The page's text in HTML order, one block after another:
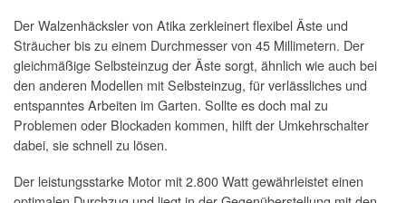
Der Walzenhäcksler von Atika zerkleinert flexibel Äste und
Sträucher bis zu einem Durchmesser von 45 Millimetern. Der
gleichmäßige Selbsteinzug der Äste sorgt, ähnlich wie auch bei
den anderen Modellen mit Selbsteinzug, für verlässliches und
entspanntes Arbeiten im Garten. Sollte es doch mal zu
Problemen oder Blockaden kommen, hilft der Umkehrschalter
dabei, sie schnell zu lösen.
Der leistungsstarke Motor mit 2.800 Watt gewährleistet einen